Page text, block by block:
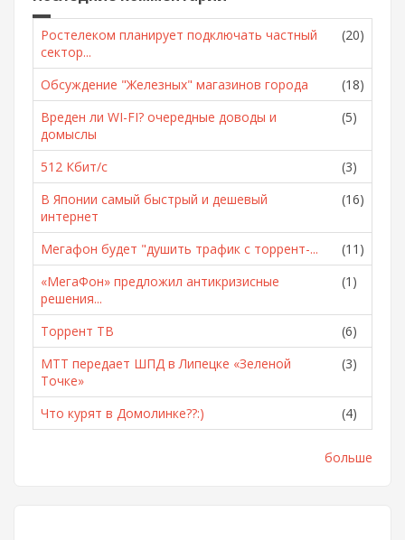
Ростелеком планирует подключать частный
сектор...
(20)
Обсуждение "Железных" магазинов города
(18)
Вреден ли WI-FI? очередные доводы и
домыслы
(5)
512 Кбит/с
(3)
В Японии самый быстрый и дешевый
интернет
(16)
Мегафон будет "душить трафик с торрент-...
(11)
«МегаФон» предложил антикризисные
решения...
(1)
Торрент ТВ
(6)
МТТ передает ШПД в Липецке «Зеленой
Точке»
(3)
Что курят в Домолинке??:) (4)
больше